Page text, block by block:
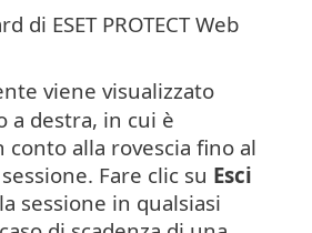
di ESET PROTECT Web
viene visualizzato
a destra, in cui è
conto alla rovescia fino al
Fare clic su Esci
sessione in qualsiasi